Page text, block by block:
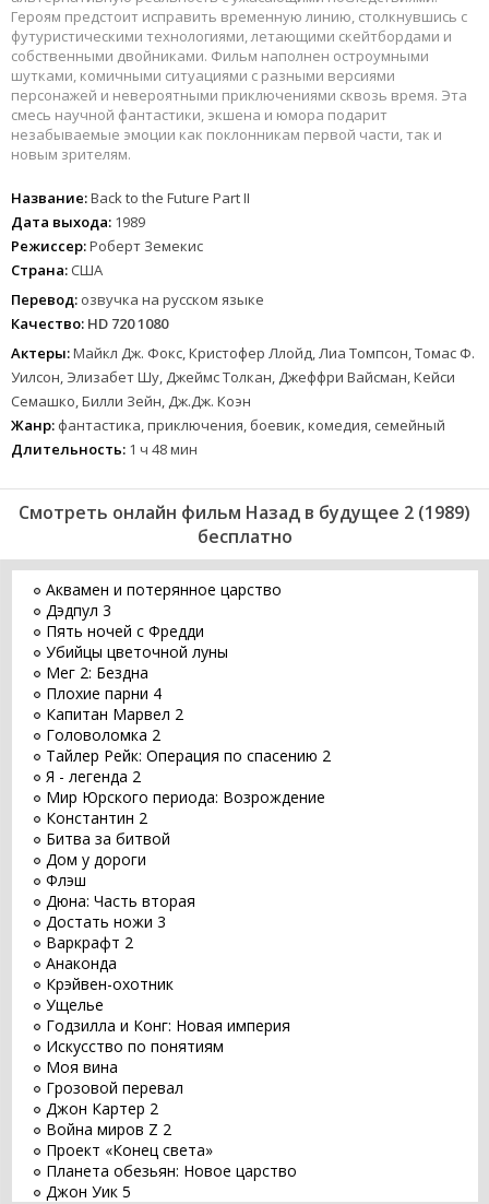
Героям предстоит исправить временную линию, столкнувшись с
футуристическими технологиями, летающими скейтбордами и
собственными двойниками. Фильм наполнен остроумными
шутками, комичными ситуациями с разными версиями
персонажей и невероятными приключениями сквозь время. Эта
смесь научной фантастики, экшена и юмора подарит
незабываемые эмоции как поклонникам первой части, так и
новым зрителям.
Название:Back to the Future Part II
Дата выхода: 1989
Режиссер:Роберт Земекис
Страна: США
Перевод: озвучка на русском языке
Качество: HD 720 1080
Актеры:Майкл Дж. Фокс, Кристофер Ллойд, Лиа Томпсон, Томас Ф.
Уилсон, Элизабет Шу, Джеймс Толкан, Джеффри Вайсман, Кейси
Семашко, Билли Зейн, Дж.Дж. Коэн
Жанр: фантастика, приключения, боевик, комедия, семейный
Длительность: 1 ч 48 мин
Смотреть онлайн фильм Назад в будущее 2 (1989)
бесплатно
Аквамен и потерянное царство
Дэдпул 3
Пять ночей с Фредди
Убийцы цветочной луны
Мег 2: Бездна
Плохие парни 4
Капитан Марвел 2
Головоломка 2
Тайлер Рейк: Операция по спасению 2
Я - легенда 2
Мир Юрского периода: Возрождение
Константин 2
Битва за битвой
Дом у дороги
Флэш
Дюна: Часть вторая
Достать ножи 3
Варкрафт 2
Анаконда
Крэйвен-охотник
Ущелье
Годзилла и Конг: Новая империя
Искусство по понятиям
Моя вина
Грозовой перевал
Джон Картер 2
Война миров Z 2
Проект «Конец света»
Планета обезьян: Новое царство
Джон Уик 5